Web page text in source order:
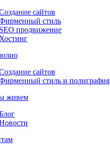
сайтов
стиль
SEO продвижение
Хостинг
сайтов
стиль и полиграфия
живем